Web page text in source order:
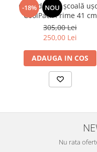
-18% NOU
Ghiozdan de școală
CoolPack Prime 41 cm
DISNEY STITCH
305,00 Lei
250,00 Lei
ADAUGA IN COS
Nu rata